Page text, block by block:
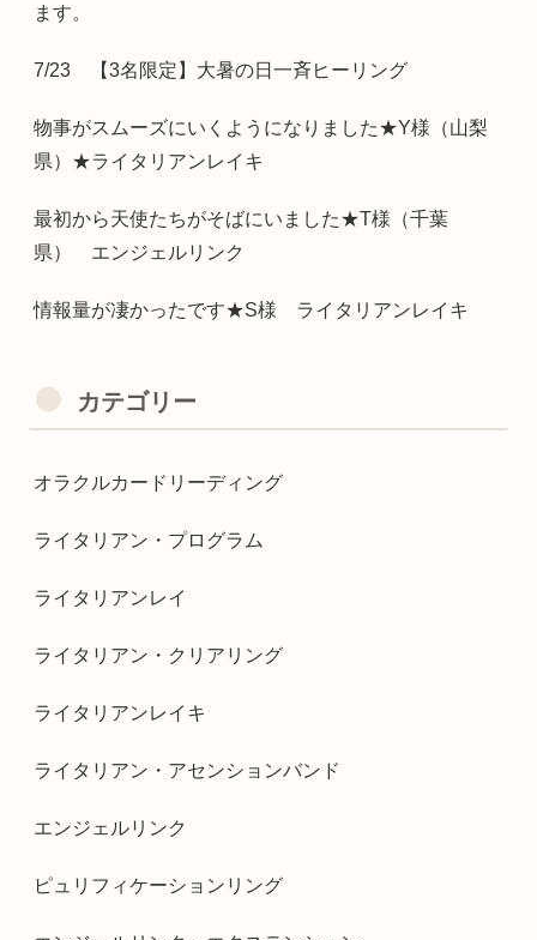
ます。
7/23 【3名限定】大暑の日一斉ヒーリング
物事がスムーズにいくようになりました★Y様（山梨
県）★ライタリアンレイキ
最初から天使たちがそばにいました★T様（千葉
県） エンジェルリンク
情報量が凄かったです★S様 ライタリアンレイキ
カテゴリー
オラクルカードリーディング
ライタリアン・プログラム
ライタリアンレイ
ライタリアン・クリアリング
ライタリアンレイキ
ライタリアン・アセンションバンド
エンジェルリンク
ピュリフィケーションリング